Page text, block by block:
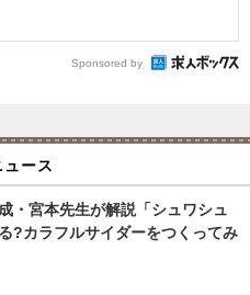
Sponsored by
ュース
・宮本先生が解説「シュワシュ
?カラフルサイダーをつくってみ